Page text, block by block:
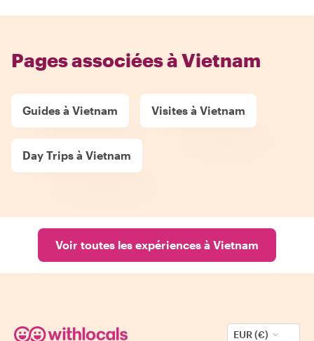
Pages associées à Vietnam
Guides à Vietnam Visites à Vietnam
Day Trips à Vietnam
Voir toutes les expériences à Vietnam
EUR (€)